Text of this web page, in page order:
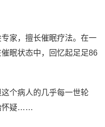
家，擅长催眠疗法。在一
眠状态中，回忆起足足86
个病人的几乎每一世轮
怀疑……